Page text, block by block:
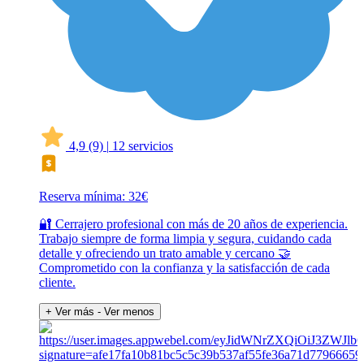
4,9 (9) | 12 servicios
Reserva mínima: 32€
🔐 Cerrajero profesional con más de 20 años de experiencia.
Trabajo siempre de forma limpia y segura, cuidando cada
detalle y ofreciendo un trato amable y cercano 🤝
Comprometido con la confianza y la satisfacción de cada
cliente.
+ Ver más - Ver menos